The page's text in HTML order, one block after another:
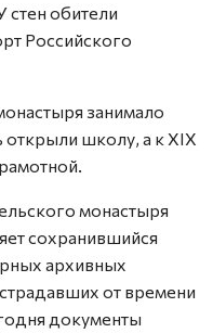
стен обители
Российского
занимало
открыли школу, а к XIX
монастыря
сохранившийся
архивных
от времени
документы